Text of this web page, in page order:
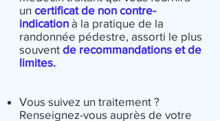
un certificat de non contre-
indication à la pratique de la
randonnée pédestre, assorti le plus
souvent de recommandations et de
limites.
Vous suivez un traitement ?
Renseignez-vous auprès de votre